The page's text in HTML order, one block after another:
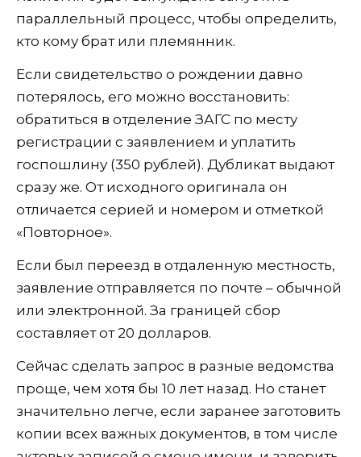
параллельный процесс, чтобы определить,
кто кому брат или племянник.
Если свидетельство о рождении давно
потерялось, его можно восстановить:
обратиться в отделение ЗАГС по месту
регистрации с заявлением и уплатить
госпошлину (350 рублей). Дубликат выдают
сразу же. От исходного оригинала он
отличается серией и номером и отметкой
«Повторное».
Если был переезд в отдаленную местность,
заявление отправляется по почте – обычной
или электронной. За границей сбор
составляет от 20 долларов.
Сейчас сделать запрос в разные ведомства
проще, чем хотя бы 10 лет назад. Но станет
значительно легче, если заранее заготовить
копии всех важных документов, в том числе